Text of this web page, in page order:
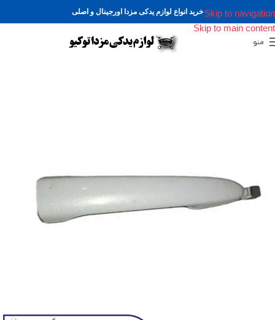
Skip to navigation
Skip to main content
خرید انواع لوازم یدکی مزدا اورجینال و اصلی
منو